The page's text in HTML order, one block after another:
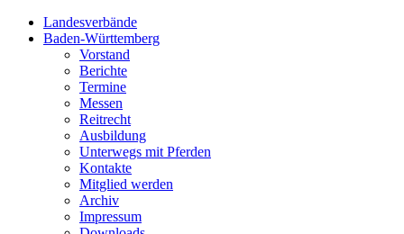
Landesverbände
Baden-Württemberg
Vorstand
Berichte
Termine
Messen
Reitrecht
Ausbildung
Unterwegs mit Pferden
Kontakte
Mitglied werden
Archiv
Impressum